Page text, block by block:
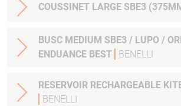
COUSSINET LARGE SBE3
BUSC MEDIUM SBE3 / LUPO /
ENDUANCE BEST
BENELLI
RESERVOIR RECHARGEABLE
BENELLI